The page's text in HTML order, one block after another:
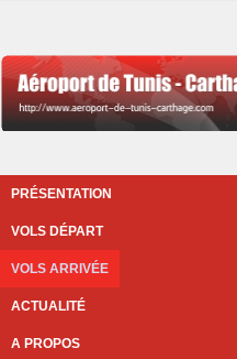
PRÉSENTATION
VOLS DÉPART
VOLS ARRIVÉE
ACTUALITÉ
A PROPOS